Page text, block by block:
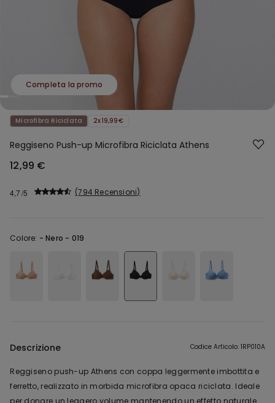
Completa la promo
Microfibra Riciclata 2x19,99€
Reggiseno Push-up Microfibra Riciclata Athens
12,99 €
4,7 794 Recensioni
Colore: -Nero - 019
Descrizione Codice Articolo: 1RP010A
Reggiseno push-up Athens con coppa leggermente imbottita e
ferretto, realizzato in morbida microfibra opaca riciclata. Ideale